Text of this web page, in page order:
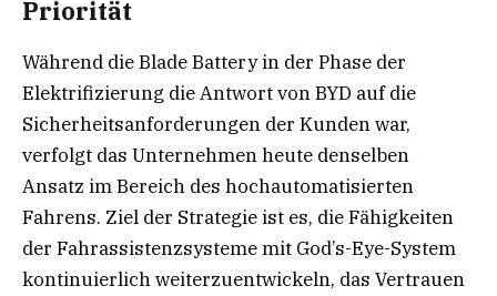
Priorität
Während die Blade Battery in der Phase der
Elektrifizierung die Antwort von BYD auf die
Sicherheitsanforderungen der Kunden war,
verfolgt das Unternehmen heute denselben
Ansatz im Bereich des hochautomatisierten
Fahrens. Ziel der Strategie ist es, die Fähigkeiten
der Fahrassistenzsysteme mit God’s-Eye-System
kontinuierlich weiterzuentwickeln, das Vertrauen